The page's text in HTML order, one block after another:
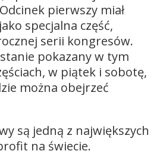
pierwszy miał
specjalna część,
serii kongresów.
pokazany w tym
w piątek i sobotę,
można obejrzeć
są jedną z największych
na świecie.